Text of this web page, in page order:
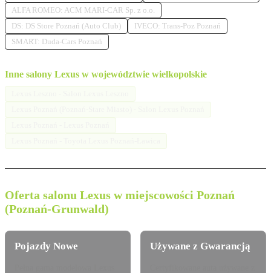
ALFA ROMEO: ACM MARI-CAR Sp. z o.o.
DS: DS Store Poznań (Auto Club)
IVECO: Trans-Poz Poznań
SMART: Duda-Cars Poznań
Inne salony Lexus w województwie wielkopolskie
Oferta salonu Lexus w miejscowości Poznań
(Poznań-Grunwald)
Pojazdy Nowe Używane z Gwarancją